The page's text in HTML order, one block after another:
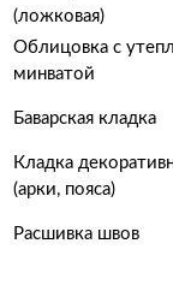
(ложковая)
Облицовка с
минватой
Баварская кладка
Кладка
(арки, пояса)
Расшивка швов